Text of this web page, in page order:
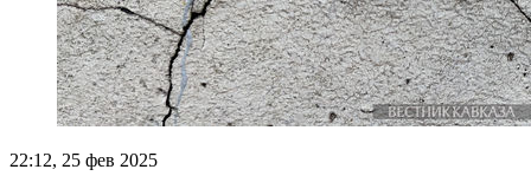
22:12, 25 фев 2025